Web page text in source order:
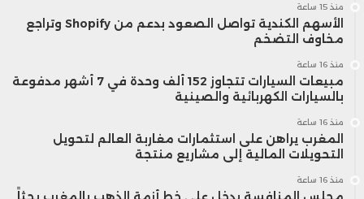
ضغوطاً في قسم الطيران والمنافسة
الشديدة في مجال الطائرات المقاتلة.
وأشار باركليز إلى أن أداء الأسهم منذ بداية
العام كان قوياً، مع مكاسب بلغت 184%
منذ 15 ساعة
الأسهم الكندية تواصل الصعود بدعم من Shopify وتراجع
مخاوف التضخم
منذ 16 ساعة
مبيعات السيارات تتجاوز 152 ألف وحدة في 7 أشهر مدفوعة
بالسيارات الكهربائية والصينية
منذ 16 ساعة
المغرب يراهن على استثمارات مغاربة العالم لتحويل
التحويلات المالية إلى مشاريع منتجة
منذ 16 ساعة